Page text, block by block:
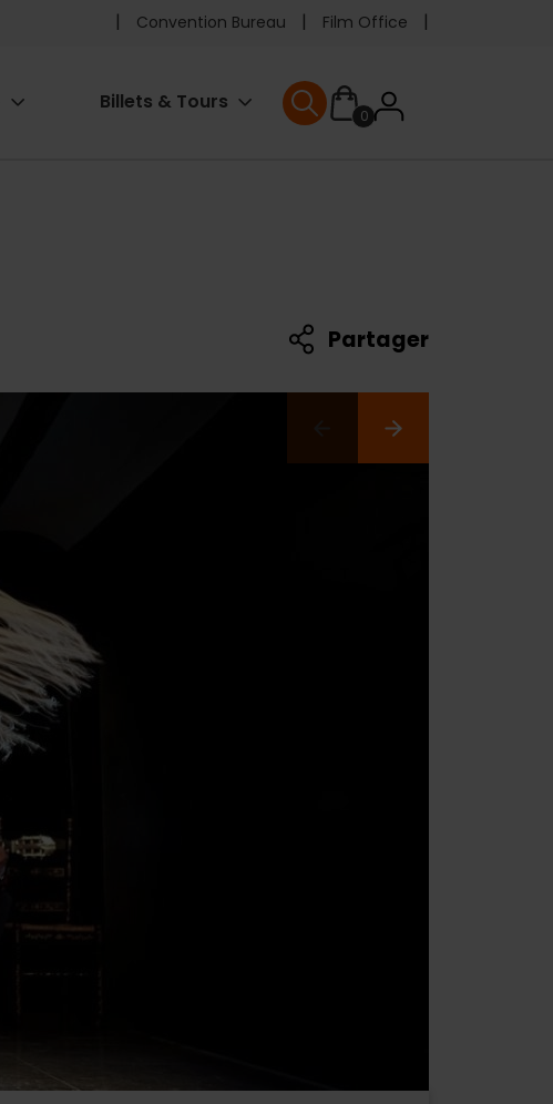
Pre
header
Convention Bureau Film Office
Billets & Tours
0User
User menu
Partager